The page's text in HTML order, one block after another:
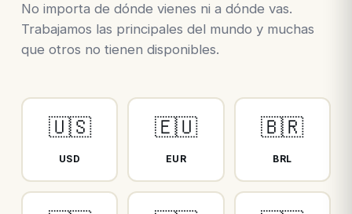
No importa de dónde vienes ni a dónde vas.
Trabajamos las principales del mundo y muchas
que otros no tienen disponibles.
🇺🇸
USD
🇪🇺
EUR
🇧🇷
BRL